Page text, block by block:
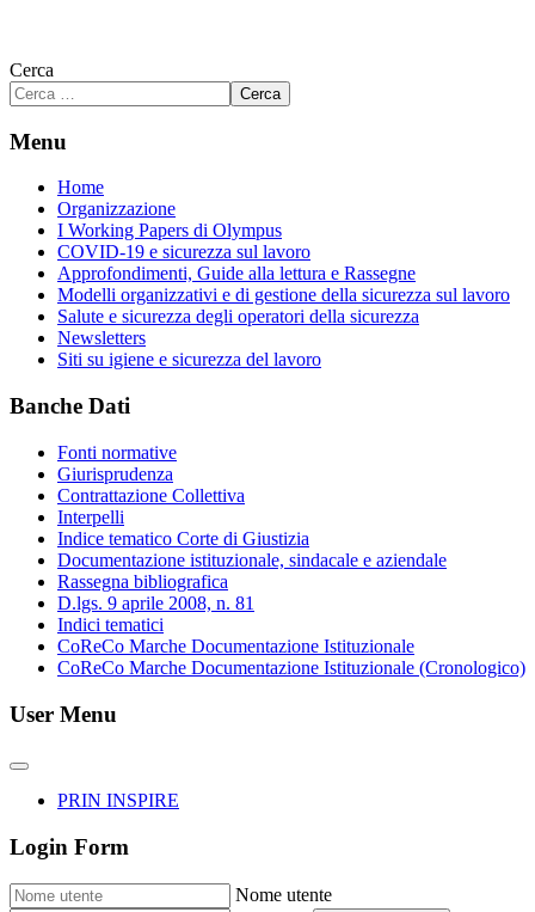
Cerca
Cerca
Menu
Home
Organizzazione
I Working Papers di Olympus
COVID-19 e sicurezza sul lavoro
Approfondimenti, Guide alla lettura e Rassegne
Modelli organizzativi e di gestione della sicurezza sul lavoro
Salute e sicurezza degli operatori della sicurezza
Newsletters
Siti su igiene e sicurezza del lavoro
Banche Dati
Fonti normative
Giurisprudenza
Contrattazione Collettiva
Interpelli
Indice tematico Corte di Giustizia
Documentazione istituzionale, sindacale e aziendale
Rassegna bibliografica
D.lgs. 9 aprile 2008, n. 81
Indici tematici
CoReCo Marche Documentazione Istituzionale
CoReCo Marche Documentazione Istituzionale (Cronologico)
User Menu
PRIN INSPIRE
Login Form
Nome utente